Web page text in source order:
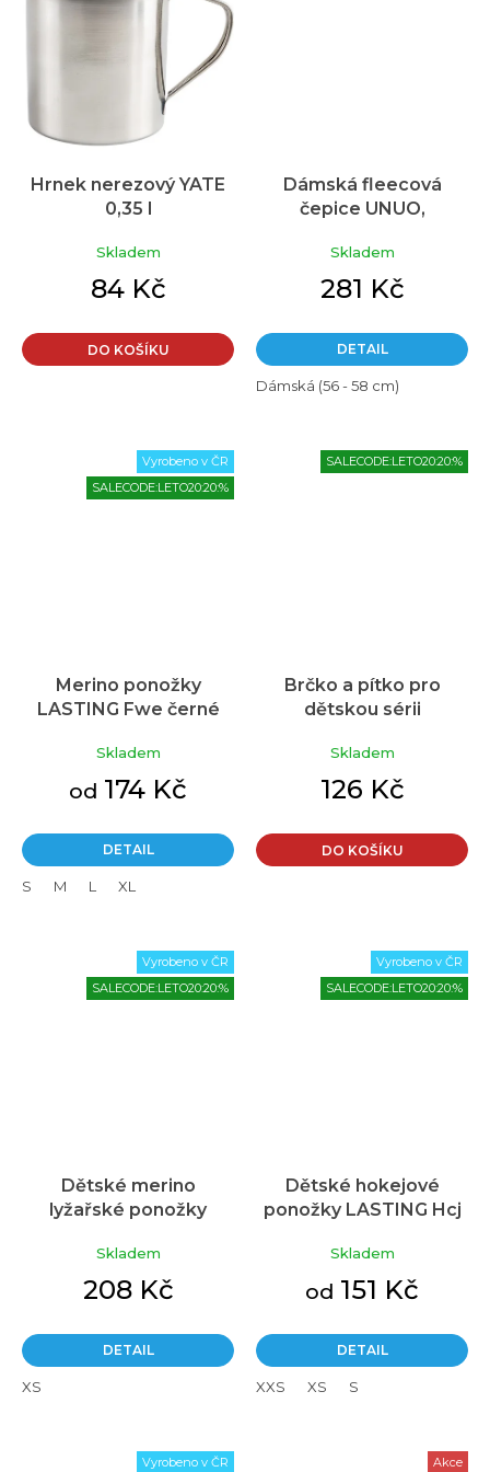
Hrnek nerezový YATE
0,35 l
Skladem
84 Kč
DO KOŠÍKU
Dámská fleecová
čepice UNUO,
mandala
Průměrné
produktu
je
3,9
5
hvězdiček.
Skladem
281 Kč
DETAIL
Dámská (56 - 58 cm)
Vyrobeno v ČR
SALECODE:LETO20:20:%
Merino ponožky
LASTING Fwe černé
Skladem
od 174 Kč
DETAIL
S M L XL
SALECODE:LETO20:20:%
Brčko a pítko pro
dětskou sérii
12001x
Skladem
126 Kč
DO KOŠÍKU
Vyrobeno v ČR
SALECODE:LETO20:20:%
Dětské merino
lyžařské ponožky
Skladem
208 Kč
DETAIL
XS
Vyrobeno v ČR
SALECODE:LETO20:20:%
Dětské hokejové
ponožky LASTING Hcj
Průměrné
produktu
je
5,0
5
hvězdiček.
Skladem
od 151 Kč
DETAIL
XXS XS S
Vyrobeno v ČR Akce